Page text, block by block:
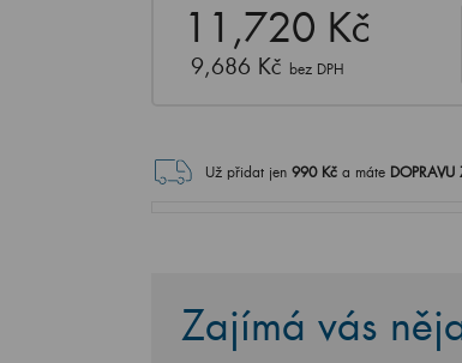
11,720 Kč
9,686 Kč bez DPH
Už přidat jen 990Kč a máte DOPRAVU
Zajímá vás